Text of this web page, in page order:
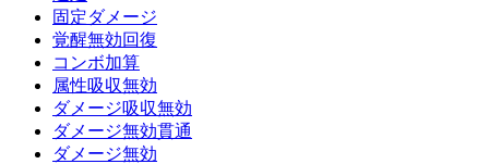
固定ダメージ
覚醒無効回復
コンボ加算
属性吸収無効
ダメージ吸収無効
ダメージ無効貫通
ダメージ無効